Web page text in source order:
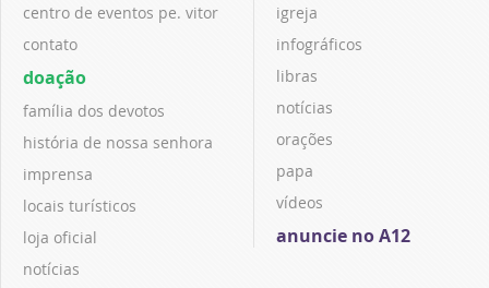
centro de eventos pe. vitor
contato
doação
família dos devotos
história de nossa senhora
imprensa
locais turísticos
loja oficial
notícias
igreja
infográficos
libras
notícias
orações
papa
vídeos
anuncie no A12